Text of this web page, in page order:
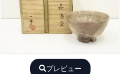
プレビュー